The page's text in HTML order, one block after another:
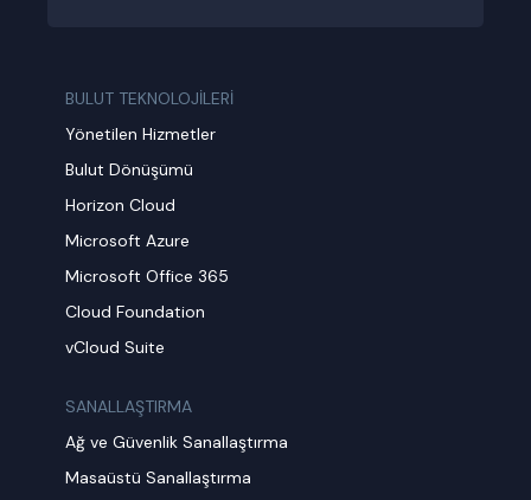
BULUT TEKNOLOJİLERİ
Yönetilen Hizmetler
Bulut Dönüşümü
Horizon Cloud
Microsoft Azure
Microsoft Office 365
Cloud Foundation
vCloud Suite
SANALLAŞTIRMA
Ağ ve Güvenlik Sanallaştırma
Masaüstü Sanallaştırma